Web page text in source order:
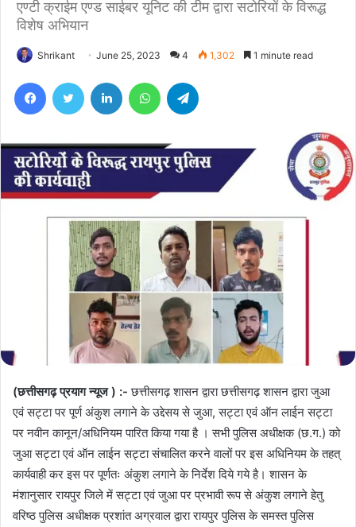
एण्टी क्राईम एण्ड साईबर यूनिट की टीम द्वारा सटोरियों के विरूद्ध
विशेष अभियान
Shrikant June 25, 2023 4 1,302 1 minute read
(छत्तीसगढ़ प्रयाग न्यूज ) :- छत्तीसगढ़ शासन द्वारा छत्तीसगढ़ शासन द्वारा जुआ
एवं सट्टा पर पूर्ण अंकुश लगाने के उद्देसय से जुआ, सट्टा एवं ऑन लाईन सट्टा
पर नवीन कानून/अधिनियम पारित किया गया है । सभी पुलिस अधीक्षक (छ.ग.) को
जुआ सट्टा एवं ऑन लाईन सट्टा संचालित करने वालों पर इस अधिनियम के तहत्
कार्यवाही कर इस पर पूर्णतः अंकुश लगाने के निर्देश दिये गये है। शासन के
मंशानुसार रायपुर जिले में सट्टा एवं जुआ पर प्रभावी रूप से अंकुश लगाने हेतु
वरिष्ठ पुलिस अधीक्षक प्रशांत अग्रवाल द्वारा रायपुर पुलिस के समस्त पुलिस